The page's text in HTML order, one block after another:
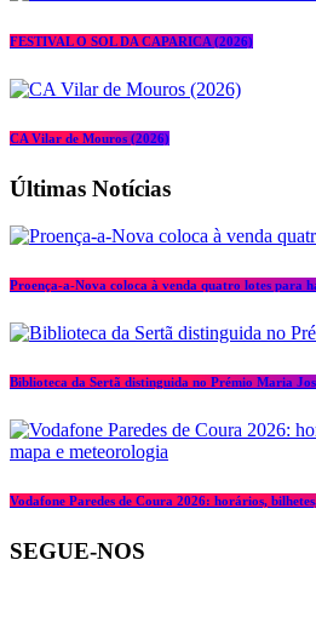
FESTIVAL O SOL DA CAPARICA (2026)
CA Vilar de Mouros (2026)
Últimas Notícias
Proença-a-Nova coloca à venda quatro lotes para
Biblioteca da Sertã distinguida no Prémio Maria
Vodafone Paredes de Coura 2026: horários,
SEGUE-NOS